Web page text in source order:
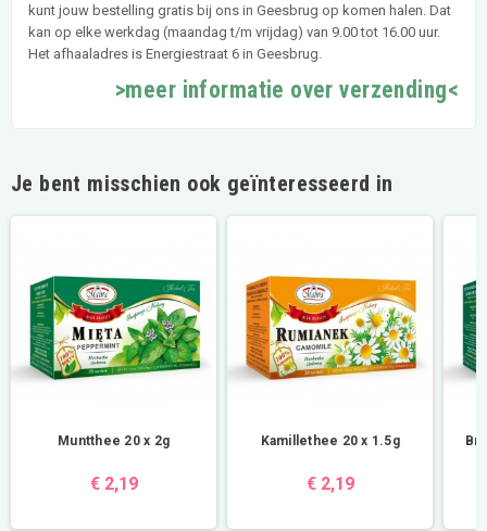
kunt jouw bestelling gratis bij ons in Geesbrug op komen halen. Dat
kan op elke werkdag (maandag t/m vrijdag) van 9.00 tot 16.00 uur.
Het afhaaladres is Energiestraat 6 in Geesbrug.
>meer informatie over verzending<
Je bent misschien ook geïnteresseerd in
Muntthee 20 x 2g
€ 2,19
Kamillethee 20 x 1.5g
€ 2,19